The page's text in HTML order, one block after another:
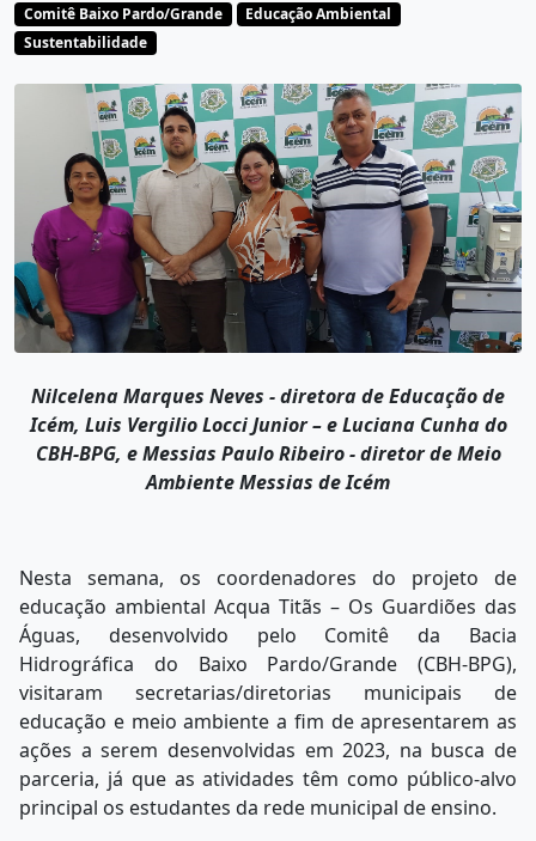
Comitê Baixo Pardo/Grande
Educação Ambiental
Sustentabilidade
Nilcelena Marques Neves - diretora de Educação de
Icém, Luis Vergilio Locci Junior – e Luciana Cunha do
CBH-BPG, e Messias Paulo Ribeiro - diretor de Meio
Ambiente Messias de Icém
Nesta semana, os coordenadores do projeto de
educação ambiental Acqua Titãs – Os Guardiões das
Águas, desenvolvido pelo Comitê da Bacia
Hidrográfica do Baixo Pardo/Grande (CBH-BPG),
visitaram secretarias/diretorias municipais de
educação e meio ambiente a fim de apresentarem as
ações a serem desenvolvidas em 2023, na busca de
parceria, já que as atividades têm como público-alvo
principal os estudantes da rede municipal de ensino.